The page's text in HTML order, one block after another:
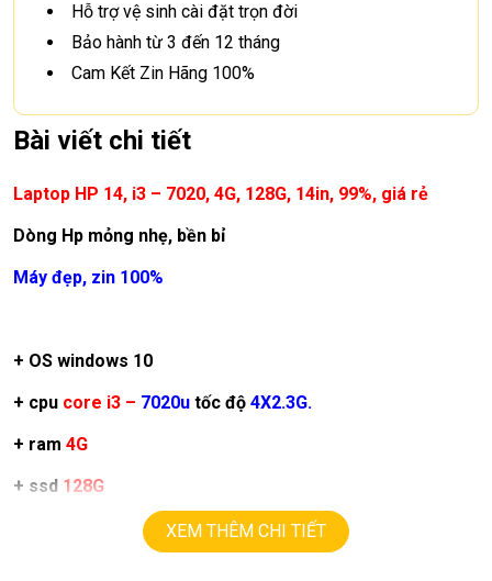
Hỗ trợ vệ sinh cài đặt trọn đời
Bảo hành từ 3 đến 12 tháng
Cam Kết Zin Hãng 100%
Bài viết chi tiết
Laptop HP 14, i3 – 7020, 4G, 128G, 14in, 99%, giá rẻ
Dòng Hp mỏng nhẹ, bền bỉ
Máy đẹp, zin 100%
+ OS windows 10
+ cpu core i3 – 7020u tốc độ 4X2.3G.
+ ram 4G
+ ssd 128G
full HD 1080, viền mỏng.
XEM THÊM CHI TIẾT